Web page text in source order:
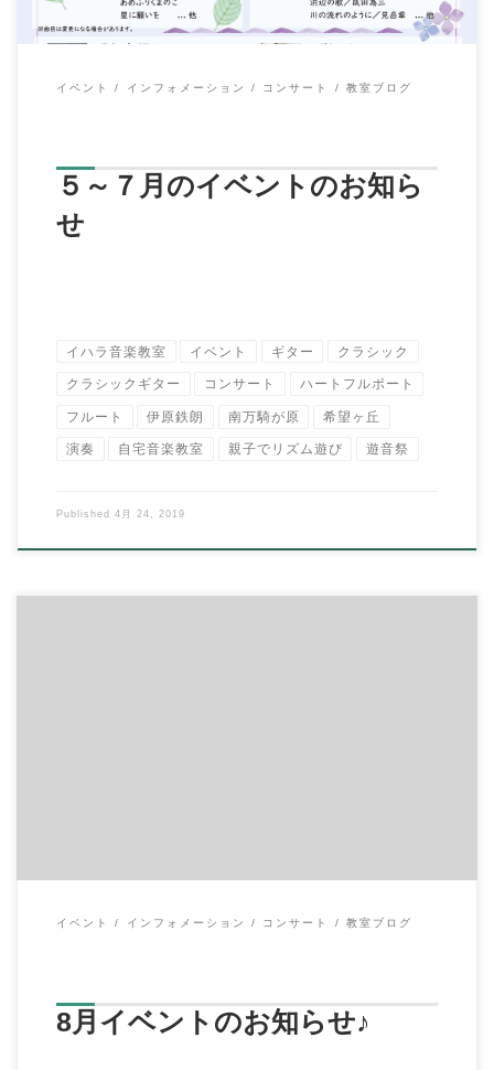
イベント インフォメーション コンサート 教室ブログ
５～７月のイベントのお知ら
せ
イハラ音楽教室 イベント ギター クラシック
クラシックギター コンサート ハートフルポート
フルート 伊原鉄朗 南万騎が原 希望ヶ丘
演奏 自宅音楽教室 親子でリズム遊び 遊音祭
Published 4月 24, 2019
イベント インフォメーション コンサート 教室ブログ
8月イベントのお知らせ♪